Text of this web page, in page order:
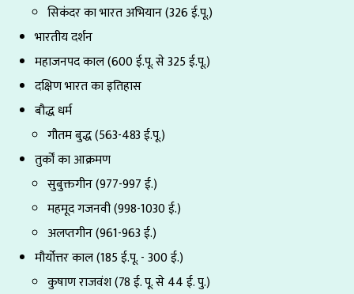
सिकंदर का भारत अभियान (326 ई.पू.)
भारतीय दर्शन
महाजनपद काल (600 ई.पू. से 325 ई.पू.)
दक्षिण भारत का इतिहास
बौद्ध धर्म
गौतम बुद्ध (563-483 ई.पू.)
तुर्कों का आक्रमण
सुबुक्तगीन (977-997 ई.)
महमूद गजनवी (998-1030 ई.)
अलप्तगीन (961-963 ई.)
मौर्योत्तर काल (185 ई.पू. - 300 ई.)
कुषाण राजवंश (78 ई. पू. से 44 ई. पु.)